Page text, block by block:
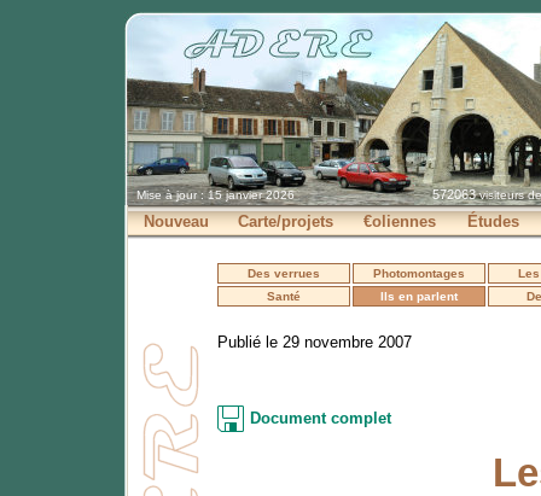
Mise à jour : 15 janvier 2026 572063visiteurs
Nouveau Carte/projets €oliennes Études
Des verrues Photomontages
Santé
Ils en parlent
Publié le 29 novembre 2007
Document complet